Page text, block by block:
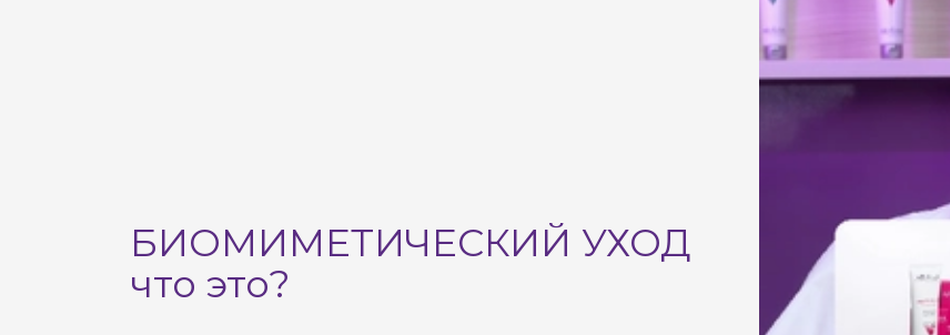
БИОМИМЕТИЧЕСКИЙ УХОД
что это?